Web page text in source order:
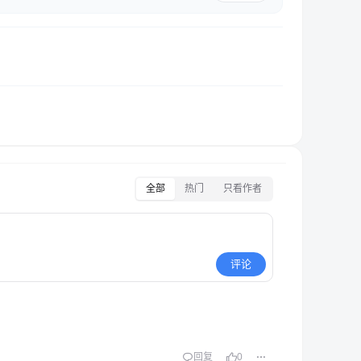
全部 热门 只看作者
评论
回复 0